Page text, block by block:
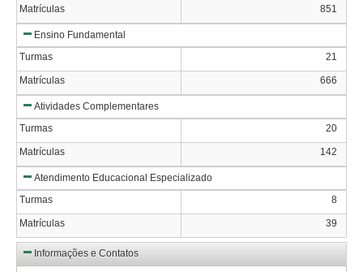
Matrículas 851
Ensino Fundamental
Turmas
21
Matrículas 666
Atividades Complementares
Turmas
20
Matrículas 142
Atendimento Educacional Especializado
Turmas
8
Matrículas 39
Informações e Contatos